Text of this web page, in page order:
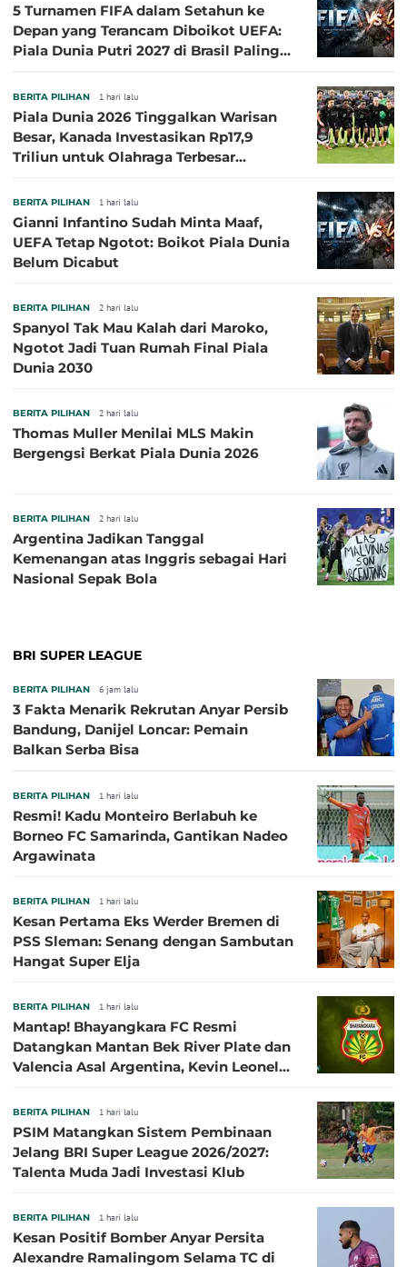
5 Turnamen FIFA dalam Setahun ke
Depan yang Terancam Diboikot UEFA:
Piala Dunia Putri 2027 di Brasil Paling
BERITA PILIHAN 1 hari lalu
Piala Dunia 2026 Tinggalkan Warisan
Besar, Kanada Investasikan Rp17,9
Triliun untuk Olahraga Terbesar
BERITA PILIHAN 1 hari lalu
Gianni Infantino Sudah Minta Maaf,
UEFA Tetap Ngotot: Boikot Piala Dunia
Belum Dicabut
BERITA PILIHAN 2 hari lalu
Spanyol Tak Mau Kalah dari Maroko,
Ngotot Jadi Tuan Rumah Final Piala
Dunia 2030
BERITA PILIHAN 2 hari lalu
Thomas Muller Menilai MLS Makin
Bergengsi Berkat Piala Dunia 2026
BERITA PILIHAN 2 hari lalu
Argentina Jadikan Tanggal
Kemenangan atas Inggris sebagai Hari
Nasional Sepak Bola
BRI SUPER LEAGUE
BERITA PILIHAN 6 jam lalu
3 Fakta Menarik Rekrutan Anyar Persib
Bandung, Danijel Loncar: Pemain
Balkan Serba Bisa
BERITA PILIHAN 1 hari lalu
Resmi! Kadu Monteiro Berlabuh ke
Borneo FC Samarinda, Gantikan Nadeo
Argawinata
BERITA PILIHAN 1 hari lalu
Kesan Pertama Eks Werder Bremen di
PSS Sleman: Senang dengan Sambutan
Hangat Super Elja
BERITA PILIHAN 1 hari lalu
Mantap! Bhayangkara FC Resmi
Datangkan Mantan Bek River Plate dan
Valencia Asal Argentina, Kevin Leonel
BERITA PILIHAN 1 hari lalu
PSIM Matangkan Sistem Pembinaan
Jelang BRI Super League 2026/2027:
Talenta Muda Jadi Investasi Klub
BERITA PILIHAN 1 hari lalu
Kesan Positif Bomber Anyar Persita
Alexandre Ramalingom Selama TC di